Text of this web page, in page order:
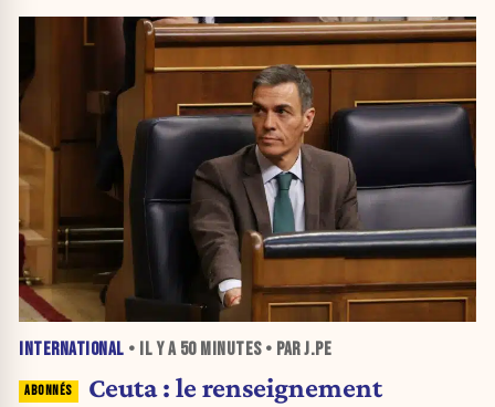
INTERNATIONAL • IL Y A 50 MINUTES• PAR J.PE
Ceuta : le renseignement